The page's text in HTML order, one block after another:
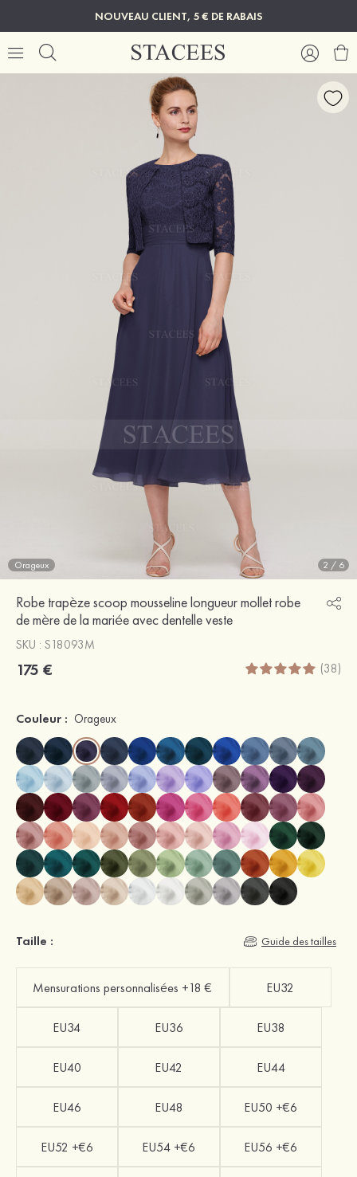
NOUVEAU CLIENT, 5 € DE RABAIS
Orageux 2 / 6
Robe trapèze scoop mousseline longueur mollet robe
de mère de la mariée avec dentelle veste
SKU : S18093M
175 € (38)
Couleur : Orageux
Taille : Guide des tailles
Mensurations personnalisées +18 € EU32
EU34 EU36 EU38
EU40 EU42 EU44
EU46 EU48 EU50 +€6
EU52 +€6 EU54 +€6 EU56 +€6